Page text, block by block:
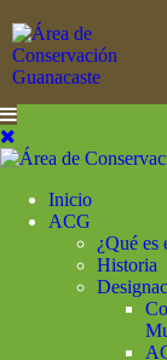
Inicio
ACG
¿Qué es
Historia